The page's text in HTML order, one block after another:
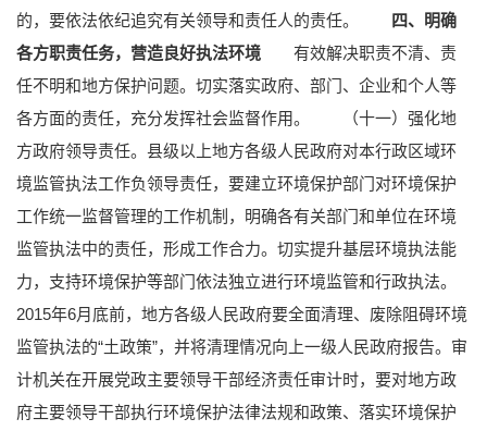
的，要依法依纪追究有关领导和责任人的责任。
四、明确
各方职责任务，营造良好执法环境 有效解决职责不清、责
任不明和地方保护问题。切实落实政府、部门、企业和个人等
各方面的责任，充分发挥社会监督作用。
（十一）强化地
方政府领导责任。县级以上地方各级人民政府对本行政区域环
境监管执法工作负领导责任，要建立环境保护部门对环境保护
工作统一监督管理的工作机制，明确各有关部门和单位在环境
监管执法中的责任，形成工作合力。切实提升基层环境执法能
力，支持环境保护等部门依法独立进行环境监管和行政执法。
2015年6月底前，地方各级人民政府要全面清理、废除阻碍环境
监管执法的“土政策”，并将清理情况向上一级人民政府报告。审
计机关在开展党政主要领导干部经济责任审计时，要对地方政
府主要领导干部执行环境保护法律法规和政策、落实环境保护